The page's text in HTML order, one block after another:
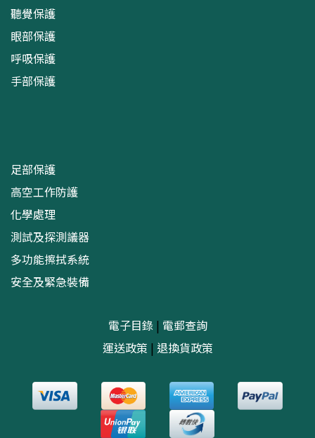
聽覺保護
眼部保護
呼吸保護
手部保護
足部保護
高空工作防護
化學處理
測試及探測議器
多功能擦拭系統
安全及緊急裝備
電子目錄| 電郵查詢
運送政策 | 退換貨政策